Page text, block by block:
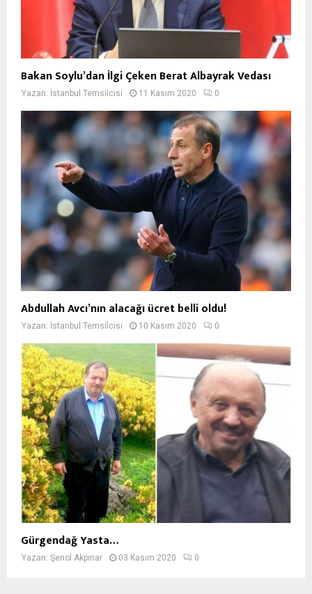
Bakan Soylu’dan İlgi Çeken Berat Albayrak Vedası
Yazan: İstanbul Temsilcisi 11 Kasım 2020 0
Abdullah Avcı’nın alacağı ücret belli oldu!
Yazan: İstanbul Temsilcisi 10 Kasım 2020 0
Gürgendağ Yasta…
Yazan: Şenol Akpınar 03 Kasım 2020 0